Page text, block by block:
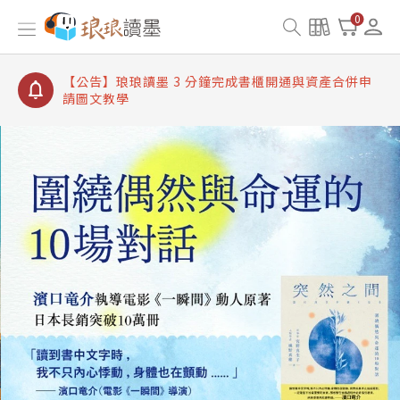
0
【公告】琅琅讀墨書櫃開通常見問題
【公告】琅琅讀墨 3 分鐘完成書櫃開通與資產合併申
【公告】琅琅書店服務升級重要說明及資產合併結果
查詢
【公告】琅琅讀墨數位閱讀資產合併與書櫃開通申請